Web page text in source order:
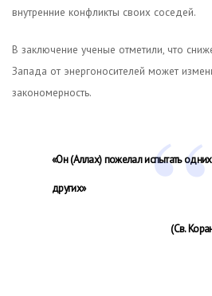
внутренние конфликты своих соседей.
В заключение ученые отметили, что
Запада от энергоносителей может
закономерность.
«Он (Аллах) пожелал испытать
других»
(Св.